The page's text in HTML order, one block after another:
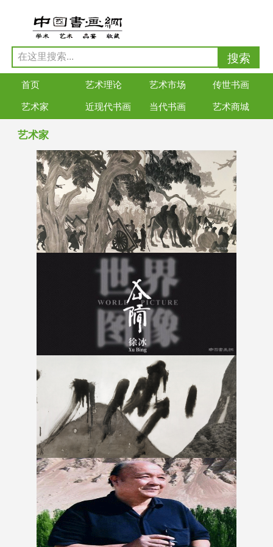
首页 艺术理论 艺术市场 传世书画
艺术家 近现代书画 当代书画 艺术商城
艺术家